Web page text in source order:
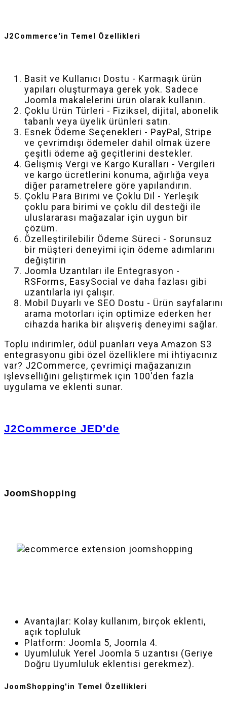
J2Commerce'in Temel Özellikleri
Basit ve Kullanıcı Dostu - Karmaşık ürün
yapıları oluşturmaya gerek yok. Sadece
Joomla makalelerini ürün olarak kullanın.
Çoklu Ürün Türleri - Fiziksel, dijital, abonelik
tabanlı veya üyelik ürünleri satın.
Esnek Ödeme Seçenekleri - PayPal, Stripe
ve çevrimdışı ödemeler dahil olmak üzere
çeşitli ödeme ağ geçitlerini destekler.
Gelişmiş Vergi ve Kargo Kuralları - Vergileri
ve kargo ücretlerini konuma, ağırlığa veya
diğer parametrelere göre yapılandırın.
Çoklu Para Birimi ve Çoklu Dil - Yerleşik
çoklu para birimi ve çoklu dil desteği ile
uluslararası mağazalar için uygun bir
çözüm.
Özelleştirilebilir Ödeme Süreci - Sorunsuz
bir müşteri deneyimi için ödeme adımlarını
değiştirin
Joomla Uzantıları ile Entegrasyon -
RSForms, EasySocial ve daha fazlası gibi
uzantılarla iyi çalışır.
Mobil Duyarlı ve SEO Dostu - Ürün sayfalarını
arama motorları için optimize ederken her
cihazda harika bir alışveriş deneyimi sağlar.
Toplu indirimler, ödül puanları veya Amazon S3
entegrasyonu gibi özel özelliklere mi ihtiyacınız
var? J2Commerce, çevrimiçi mağazanızın
işlevselliğini geliştirmek için 100'den fazla
uygulama ve eklenti sunar.
J2Commerce JED'de
JoomShopping
Avantajlar: Kolay kullanım, birçok eklenti,
açık topluluk
Platform: Joomla 5, Joomla 4.
Uyumluluk Yerel Joomla 5 uzantısı (Geriye
Doğru Uyumluluk eklentisi gerekmez).
JoomShopping'in Temel Özellikleri